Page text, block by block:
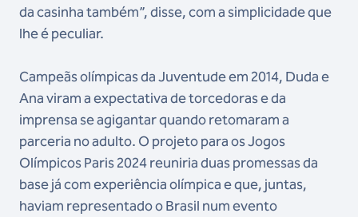
da casinha também”, disse, com a simplicidade que
lhe é peculiar.
Campeãs olímpicas da Juventude em 2014, Duda e
Ana viram a expectativa de torcedoras e da
imprensa se agigantar quando retomaram a
parceria no adulto. O projeto para os Jogos
Olímpicos Paris 2024 reuniria duas promessas da
base já com experiência olímpica e que, juntas,
haviam representado o Brasil num evento